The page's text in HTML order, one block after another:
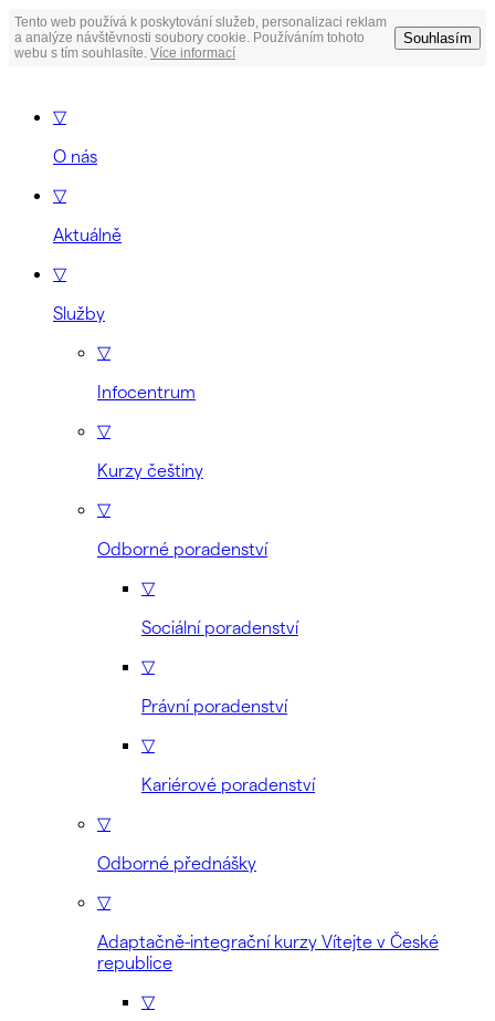
Tento web používá k poskytování služeb, personalizaci reklam
a analýze návštěvnosti soubory cookie. Používáním tohoto
webu s tím souhlasíte. Více informací
Souhlasím
▽
O nás
▽
Aktuálně
▽
Služby
▽
Infocentrum
▽
Kurzy češtiny
▽
Odborné poradenství
▽
Sociální poradenství
▽
Právní poradenství
▽
Kariérové poradenství
▽
Odborné přednášky
▽
Adaptačně-integrační kurzy Vítejte v České
republice
▽